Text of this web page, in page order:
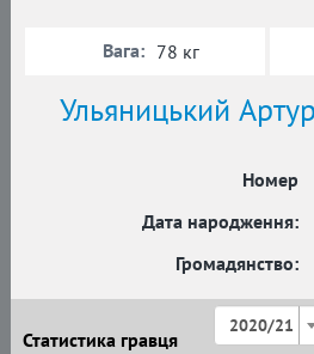
Ульяницький
Номер
Дата народження:
Громадянство:
Вага: 78 кг
Статистика гравця
2020/21